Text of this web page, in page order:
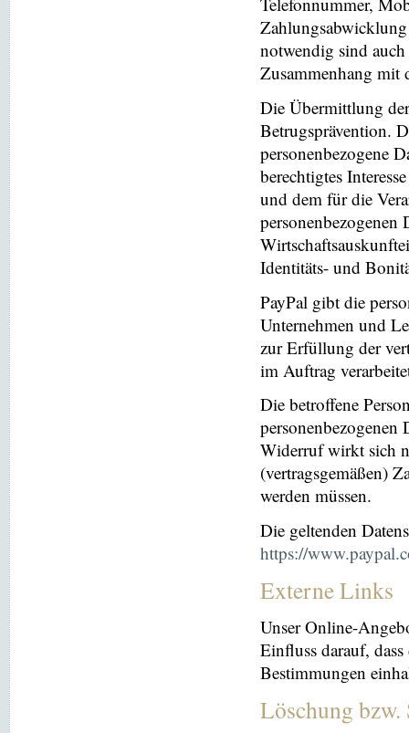
notwendig sind
Zusammenhang mit
Die Übermittlung
Betrugsprävention.
personenbezogene
berechtigtes
und dem für die
personenbezogenen
Identitäts- und
PayPal gibt die
Unternehmen und
zur Erfüllung der
im Auftrag
Die betroffene
personenbezogenen
Widerruf wirkt sich
(vertragsgemäßen)
werden müssen.
Die geltenden
https://
Externe Links
Unser Online-
Einfluss darauf,
Bestimmungen
Löschung